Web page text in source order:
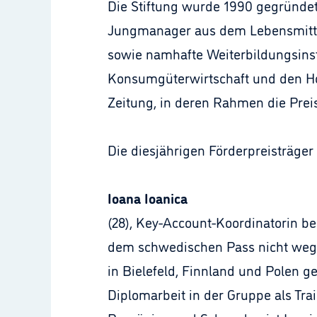
Die Stiftung wurde 1990
Jungmanager aus dem
sowie namhafte
Konsumgüterwirtschaft und den
Zeitung, in deren Rahmen die
Die diesjährigen
Ioana Ioanica
(28), Key-Account-Koordinatorin
dem schwedischen Pass nicht
in Bielefeld, Finnland und Polen
Diplomarbeit in der Gruppe als